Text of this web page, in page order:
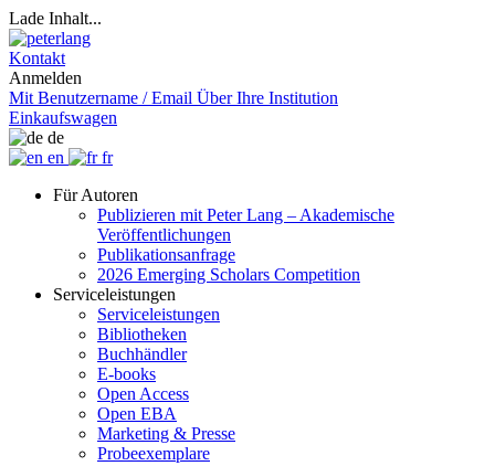
Lade Inhalt...
Kontakt
Anmelden
Mit Benutzername / Email Über Ihre Institution
Einkaufswagen
de
en
fr
Für Autoren
Publizieren mit Peter Lang – Akademische
Veröffentlichungen
Publikationsanfrage
2026 Emerging Scholars Competition
Serviceleistungen
Serviceleistungen
Bibliotheken
Buchhändler
E-books
Open Access
Open EBA
Marketing & Presse
Probeexemplare